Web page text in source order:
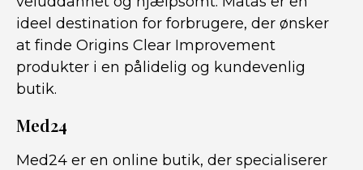
ideel destination for forbrugere, der ønsker
at finde Origins Clear Improvement
produkter i en pålidelig og kundevenlig
butik.
Med24
Med24 er en online butik, der specialiserer